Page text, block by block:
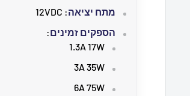
מתח יציאה: 12VDC
הספקים זמינים:
1.3A 17W
3A 35W
6A 75W